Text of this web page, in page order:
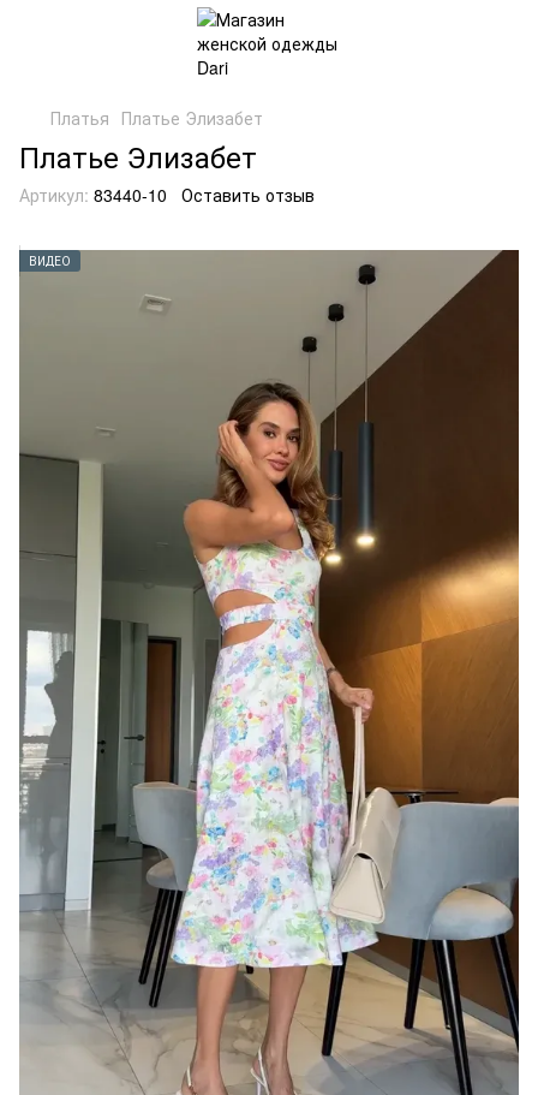
Платья Платье Элизабет
Платье Элизабет
Артикул: 83440-10 Оставить отзыв
ВИДЕО